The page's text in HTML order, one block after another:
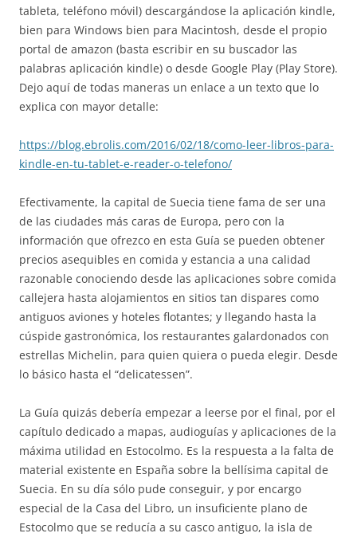
tableta, teléfono móvil) descargándose la aplicación kindle,
bien para Windows bien para Macintosh, desde el propio
portal de amazon (basta escribir en su buscador las
palabras aplicación kindle) o desde Google Play (Play Store).
Dejo aquí de todas maneras un enlace a un texto que lo
explica con mayor detalle:
https://blog.ebrolis.com/2016/02/18/como-leer-libros-para-
kindle-en-tu-tablet-e-reader-o-telefono/
Efectivamente, la capital de Suecia tiene fama de ser una
de las ciudades más caras de Europa, pero con la
información que ofrezco en esta Guía se pueden obtener
precios asequibles en comida y estancia a una calidad
razonable conociendo desde las aplicaciones sobre comida
callejera hasta alojamientos en sitios tan dispares como
antiguos aviones y hoteles flotantes; y llegando hasta la
cúspide gastronómica, los restaurantes galardonados con
estrellas Michelin, para quien quiera o pueda elegir. Desde
lo básico hasta el “delicatessen”.
La Guía quizás debería empezar a leerse por el final, por el
capítulo dedicado a mapas, audioguías y aplicaciones de la
máxima utilidad en Estocolmo. Es la respuesta a la falta de
material existente en España sobre la bellísima capital de
Suecia. En su día sólo pude conseguir, y por encargo
especial de la Casa del Libro, un insuficiente plano de
Estocolmo que se reducía a su casco antiguo, la isla de